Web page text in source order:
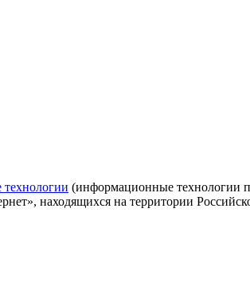
технологии (информационные технологии
находящихся на территории